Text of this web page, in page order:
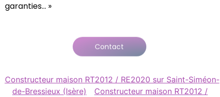
garanties… »
Contact
Constructeur maison RT2012 / RE2020 sur Saint-Siméon-
de-Bressieux (Isère)
Constructeur maison RT2012 /